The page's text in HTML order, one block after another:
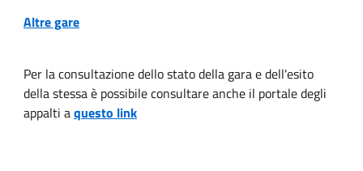
Altre gare
Per la consultazione dello stato della gara e dell'esito
della stessa è possibile consultare anche il portale degli
appalti aquesto link